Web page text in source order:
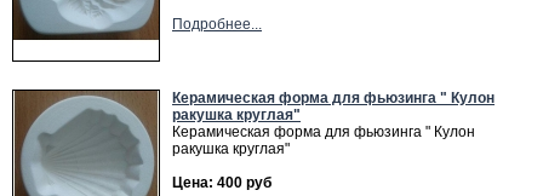
Подробнее...
Керамическая форма для фьюзинга " Кулон
ракушка круглая"
Керамическая форма для фьюзинга " Кулон
ракушка круглая"
Цена: 400 руб